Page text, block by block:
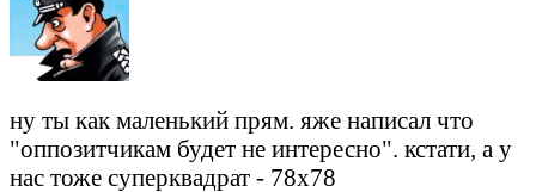
ну ты как маленький прям. яже написал что
"оппозитчикам будет не интересно". кстати, а у
нас тоже суперквадрат - 78x78